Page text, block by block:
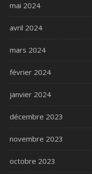
mai 2024
avril 2024
mars 2024
février 2024
janvier 2024
décembre 2023
novembre 2023
octobre 2023